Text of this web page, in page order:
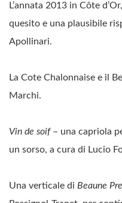
L’annata 2013 in Côte
quesito e una plausibile
Apollinari.
La Cote Chalonnaise e il
Marchi.
Vin de soif– una capriola
un sorso, a cura di Lucio
Una verticale di Beaune